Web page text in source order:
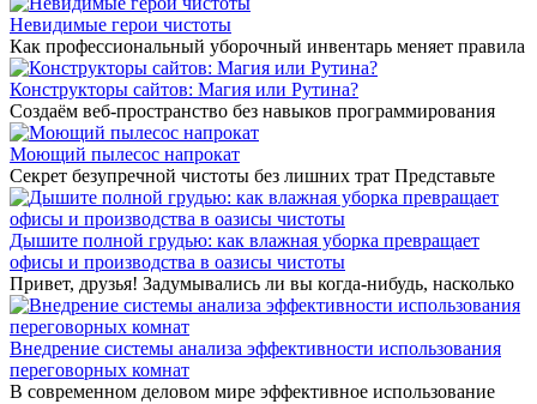
Невидимые герои чистоты
Как профессиональный уборочный инвентарь меняет правила
Конструкторы сайтов: Магия или Рутина?
Создаём веб-пространство без навыков программирования
Моющий пылесос напрокат
Секрет безупречной чистоты без лишних трат Представьте
Дышите полной грудью: как влажная уборка превращает
офисы и производства в оазисы чистоты
Привет, друзья! Задумывались ли вы когда-нибудь, насколько
Внедрение системы анализа эффективности использования
переговорных комнат
В современном деловом мире эффективное использование